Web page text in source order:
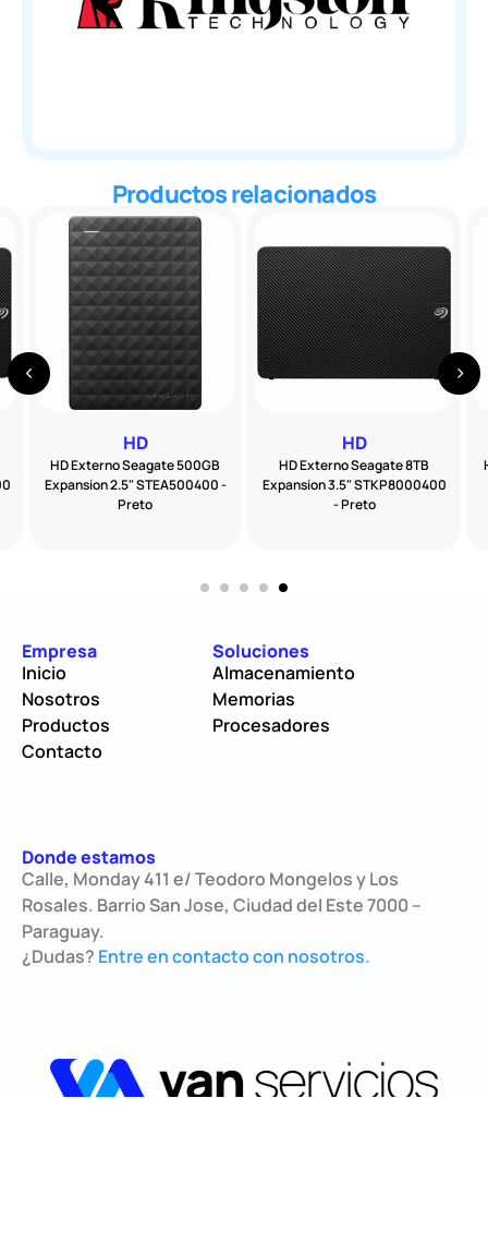
Productos relacionados
HD
HD Externo Seagate 8TB
Expansion 3.5" STKP8000400
- Preto
HD
HD Externo Seagate 500GB
Expansion 2.5" STEA500400 -
Preto
Empresa
Inicio
Nosotros
Productos
Contacto
Soluciones
Almacenamiento
Memorias
Procesadores
Donde estamos
Calle, Monday 411 e/ Teodoro Mongelos y Los
Rosales. Barrio San Jose, Ciudad del Este 7000 –
Paraguay.
¿Dudas? Entre en contacto con nosotros.